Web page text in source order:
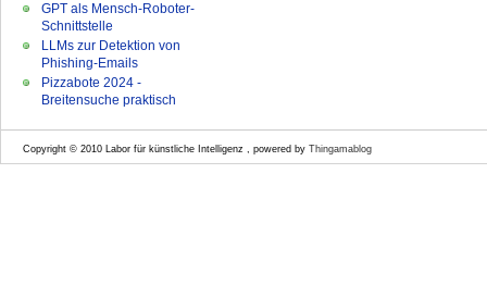
GPT als Mensch-Roboter-
Schnittstelle
LLMs zur Detektion von
Phishing-Emails
Pizzabote 2024 -
Breitensuche praktisch
Copyright © 2010 Labor für künstliche Intelligenz , powered by Thingamablog